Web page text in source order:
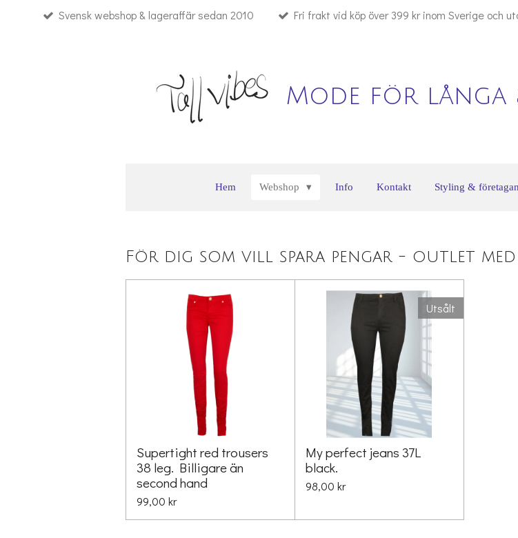
Svensk webshop & lageraffär sedan 2010 Fri frakt vid köp över 399 kr inom Sverige och
Mode för långa
Hem Webshop Info Kontakt Styling &
För dig som vill spara pengar - outlet med
Supertight red trousers
38 leg. Billigare än
second hand
99,00 kr
Utsålt
My perfect jeans 37L
black.
98,00 kr